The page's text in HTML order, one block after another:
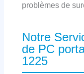
problèmes de
Notre
de PC
1225